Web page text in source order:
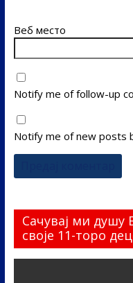
Веб место
Notify me of follow-up
Notify me of new posts
Сачувај ми душу
своје 11-торо